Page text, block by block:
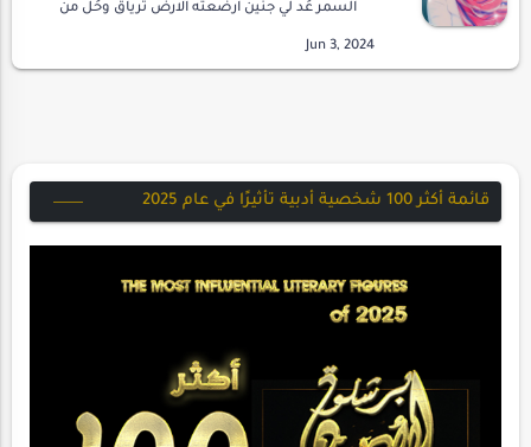
السمر عُد لي جنين ارضعته الارض ترياق وحُل من
للحقيقة لا الدجل&…
قائمة أكثر 100 شخصية أدبية تأثيرًا في عام 2025